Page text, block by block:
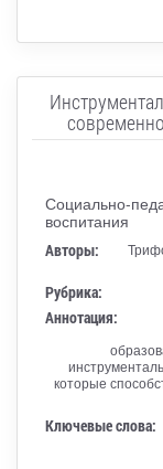
Социально-
воспитания
Авторы:
Рубрика:
Аннотация:
которые
Ключевые слова: